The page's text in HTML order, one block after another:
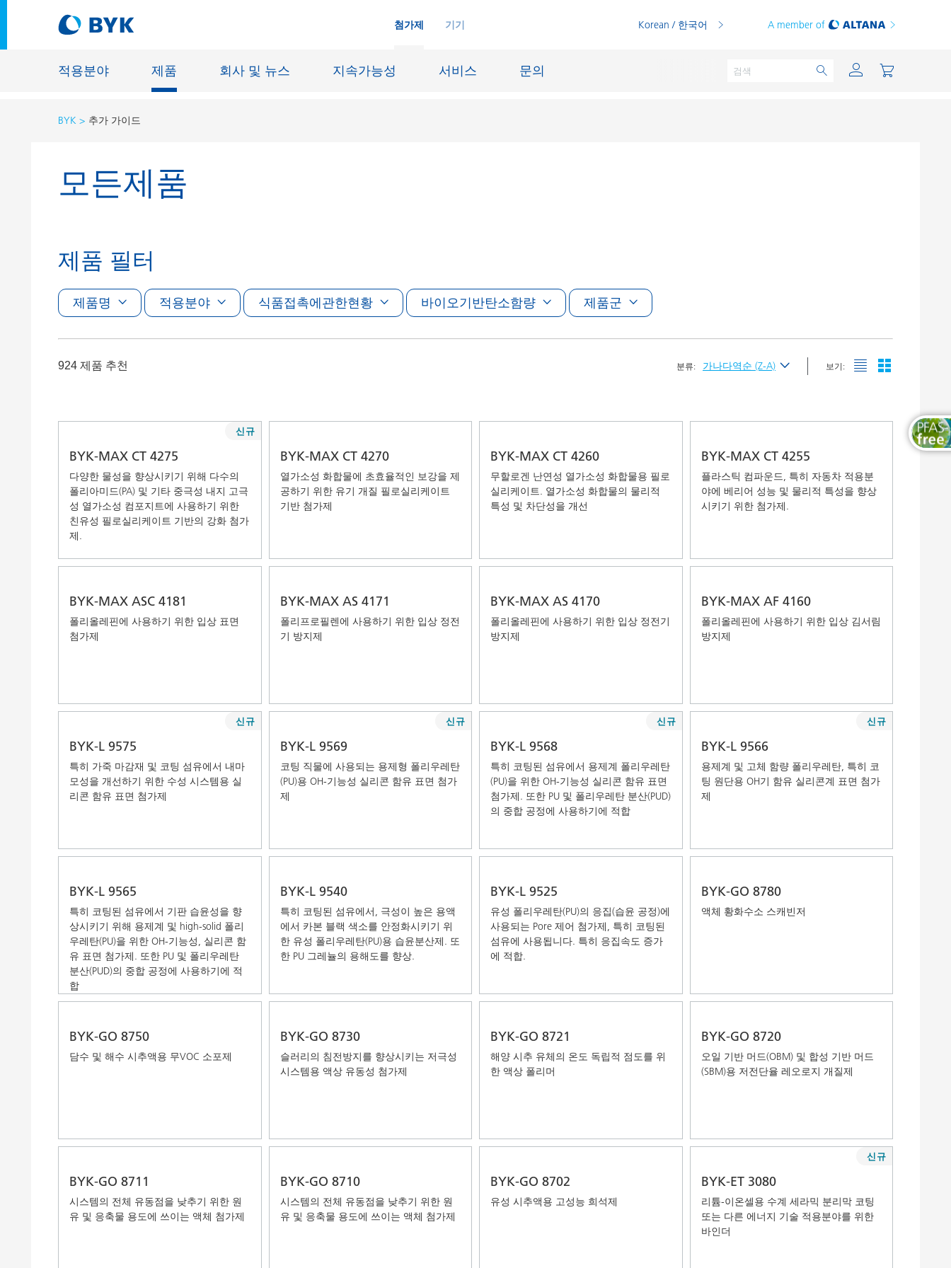
첨가제 기기 Korean / 한국어 A member of
적용분야 제품 회사 및 뉴스 지속가능성 서비스 문의
적용분야에 따른 제품 추천
적용분야에 따른 제품 추천
자동차 OEM 도료
제관용 도료
공업용 도료
종이 코팅
BYK 추가 가이드
모든제품
제품 필터
제품명 적용분야 식품접촉에관한현황 바이오기반탄소함량 제품군
924 제품 추천 분류: 가나다역순 (Z-A) 보기:
BYK-MAX CT 4275
다양한 물성을 향상시키기 위해 다수의
폴리아미드(PA) 및 기타 중극성 내지 고극
성 열가소성 컴포지트에 사용하기 위한
친유성 필로실리케이트 기반의 강화 첨가
제.
신규
BYK-MAX CT 4270
열가소성 화합물에 초효율적인 보강을 제
공하기 위한 유기 개질 필로실리케이트
기반 첨가제
BYK-MAX CT 4260
무할로겐 난연성 열가소성 화합물용 필로
실리케이트. 열가소성 화합물의 물리적
특성 및 차단성을 개선
BYK-MAX CT 4255
플라스틱 컴파운드, 특히 자동차 적용분
야에 베리어 성능 및 물리적 특성을 향상
시키기 위한 첨가제.
BYK-MAX ASC 4181
폴리올레핀에 사용하기 위한 입상 표면
첨가제
BYK-MAX AS 4171
폴리프로필렌에 사용하기 위한 입상 정전
기 방지제
BYK-MAX AS 4170
폴리올레핀에 사용하기 위한 입상 정전기
방지제
BYK-MAX AF 4160
폴리올레핀에 사용하기 위한 입상 김서림
방지제
BYK-L 9575
특히 가죽 마감재 및 코팅 섬유에서 내마
모성을 개선하기 위한 수성 시스템용 실
리콘 함유 표면 첨가제
신규
BYK-L 9569
코팅 직물에 사용되는 용제형 폴리우레탄
(PU)용 OH-기능성 실리콘 함유 표면 첨가
제
신규
BYK-L 9568
특히 코팅된 섬유에서 용제계 폴리우레탄
(PU)을 위한 OH-기능성 실리콘 함유 표면
첨가제. 또한 PU 및 폴리우레탄 분산(PUD)
의 중합 공정에 사용하기에 적합
신규
BYK-L 9566
용제계 및 고체 함량 폴리우레탄, 특히 코
팅 원단용 OH기 함유 실리콘계 표면 첨가
제
신규
BYK-L 9565
특히 코팅된 섬유에서 기판 습윤성을 향
상시키기 위해 용제계 및 high-solid 폴리
우레탄(PU)을 위한 OH-기능성, 실리콘 함
유 표면 첨가제. 또한 PU 및 폴리우레탄
분산(PUD)의 중합 공정에 사용하기에 적
합
BYK-L 9540
특히 코팅된 섬유에서, 극성이 높은 용액
에서 카본 블랙 색소를 안정화시키기 위
한 유성 폴리우레탄(PU)용 습윤분산제. 또
한 PU 그레뉼의 용해도를 향상.
BYK-L 9525
유성 폴리우레탄(PU)의 응집(습윤 공정)에
사용되는 Pore 제어 첨가제, 특히 코팅된
섬유에 사용됩니다. 특히 응집속도 증가
에 적합.
BYK-GO 8780
액체 황화수소 스캐빈저
BYK-GO 8750
담수 및 해수 시추액용 무VOC 소포제
BYK-GO 8730
슬러리의 침전방지를 향상시키는 저극성
시스템용 액상 유동성 첨가제
BYK-GO 8721
해양 시추 유체의 온도 독립적 점도를 위
한 액상 폴리머
BYK-GO 8720
오일 기반 머드(OBM) 및 합성 기반 머드
(SBM)용 저전단율 레오로지 개질제
BYK-GO 8711
시스템의 전체 유동점을 낮추기 위한 원
유 및 응축물 용도에 쓰이는 액체 첨가제
BYK-GO 8710
시스템의 전체 유동점을 낮추기 위한 원
유 및 응축물 용도에 쓰이는 액체 첨가제
BYK-GO 8702
유성 시추액용 고성능 희석제
BYK-ET 3080
리튬-이온셀용 수계 세라믹 분리막 코팅
또는 다른 에너지 기술 적용분야를 위한
바인더
신규